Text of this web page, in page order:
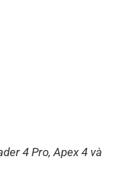
4 Pro, Apex 4 và